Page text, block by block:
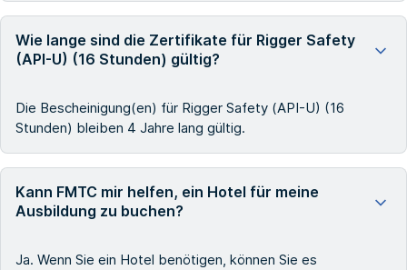
Wie lange sind die Zertifikate für Rigger Safety
(API-U) (16 Stunden) gültig?
Die Bescheinigung(en) für Rigger Safety (API-U) (16
Stunden) bleiben 4 Jahre lang gültig.
Kann FMTC mir helfen, ein Hotel für meine
Ausbildung zu buchen?
Ja. Wenn Sie ein Hotel benötigen, können Sie es